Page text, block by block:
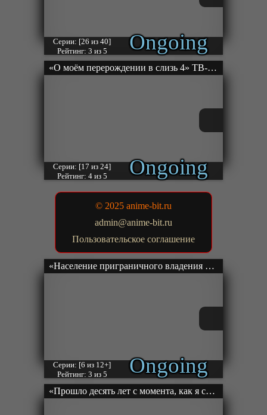
Серии: [26 из 40]
Рейтинг: 3 из 5
Ongoing
Серии: [17 из 24]
Рейтинг: 4 из 5
Ongoing
«О моём перерождении в слизь 4» ТВ- 4.1
© 2025 anime-bit.ru
admin@anime-bit.ru
Пользовательское соглашение
Серии: [6 из 12+]
Рейтинг: 3 из 5
Ongoing
«Население приграничного владения начинается с нуля» ТВ-1
«Прошло десять лет с момента, как я сказал «Оставьте это на меня и уходите» и стал легендой» ТВ-1